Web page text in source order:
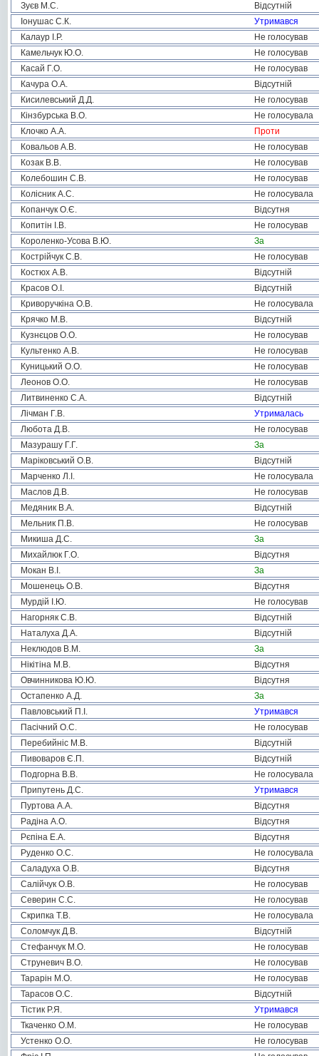
Зуєв М.С.
Відсутній
Іонушас С.К.
Утримався
Калаур І.Р.
Не голосував
Камельчук Ю.О.
Не голосував
Касай Г.О.
Не голосував
Качура О.А.
Відсутній
Кисилевський Д.Д.
Не голосував
Кінзбурська В.О.
Не голосувала
Клочко А.А.
Проти
Ковальов А.В.
Не голосував
Козак В.В.
Не голосував
Колебошин С.В.
Не голосував
Колісник А.С.
Не голосувала
Копанчук О.Є.
Відсутня
Копитін І.В.
Не голосував
Короленко-Усова В.Ю.
За
Кострійчук С.В.
Не голосував
Костюх А.В.
Відсутній
Красов О.І.
Відсутній
Криворучкіна О.В.
Не голосувала
Крячко М.В.
Відсутній
Кузнєцов О.О.
Не голосував
Культенко А.В.
Не голосував
Куницький О.О.
Не голосував
Леонов О.О.
Не голосував
Литвиненко С.А.
Відсутній
Лічман Г.В.
Утрималась
Любота Д.В.
Не голосував
Мазурашу Г.Г.
За
Маріковський О.В.
Відсутній
Марченко Л.І.
Не голосувала
Маслов Д.В.
Не голосував
Медяник В.А.
Відсутній
Мельник П.В.
Не голосував
Микиша Д.С.
За
Михайлюк Г.О.
Відсутня
Мокан В.І.
За
Мошенець О.В.
Відсутня
Мурдій І.Ю.
Не голосував
Нагорняк С.В.
Відсутній
Наталуха Д.А.
Відсутній
Неклюдов В.М.
За
Нікітіна М.В.
Відсутня
Овчинникова Ю.Ю.
Відсутня
Остапенко А.Д.
За
Павловський П.І.
Утримався
Пасічний О.С.
Не голосував
Перебийніс М.В.
Відсутній
Пивоваров Є.П.
Відсутній
Подгорна В.В.
Не голосувала
Припутень Д.С.
Утримався
Пуртова А.А.
Відсутня
Радіна А.О.
Відсутня
Рєпіна Е.А.
Відсутня
Руденко О.С.
Не голосувала
Саладуха О.В.
Відсутня
Салійчук О.В.
Не голосував
Северин С.С.
Не голосував
Скрипка Т.В.
Не голосувала
Соломчук Д.В.
Відсутній
Стефанчук М.О.
Не голосував
Струневич В.О.
Не голосував
Тарарін М.О.
Не голосував
Тарасов О.С.
Відсутній
Тістик Р.Я.
Утримався
Ткаченко О.М.
Не голосував
Устенко О.О.
Не голосував